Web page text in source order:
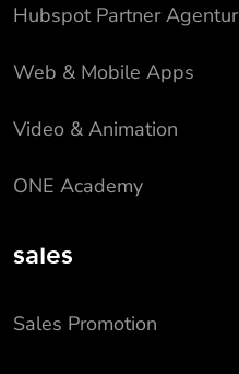
Hubspot Partner Agentur
Web & Mobile Apps
Video & Animation
ONE Academy
sales
Sales Promotion